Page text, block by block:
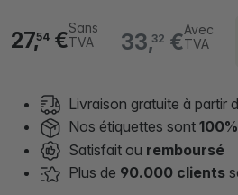
33,32 €Avec
TVA
27,54 €Sans
TVA
Livraison gratuite à partir
Nos étiquettes sont
Satisfait ou remboursé
Plus de 90.000 clients